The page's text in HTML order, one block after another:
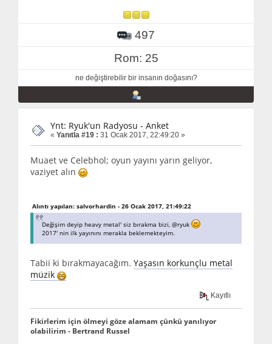
497
Rom: 25
ne değiştirebilir bir insanın doğasını?
Ynt: Ryuk'un Radyosu - Anket
« Yanıtla #19 : 31 Ocak 2017, 22:49:20 »
Muaet ve Celebhol; oyun yayını yarın geliyor,
vaziyet alın
Alıntı yapılan: salvorhardin - 26 Ocak 2017, 21:49:22
Değişim deyip heavy metal' siz bırakma bizi, @ryuk
2017' nin ilk yayınını merakla beklemekteyim.
Tabii ki bırakmayacağım. Yaşasın korkunçlu metal
müzik
Kayıtlı
Fikirlerim için ölmeyi göze alamam çünkü yanılıyor
olabilirim - Bertrand Russel